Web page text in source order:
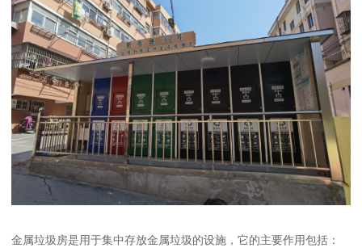
金属垃圾房是用于集中存放金属垃圾的设施，它的主要作用包括：